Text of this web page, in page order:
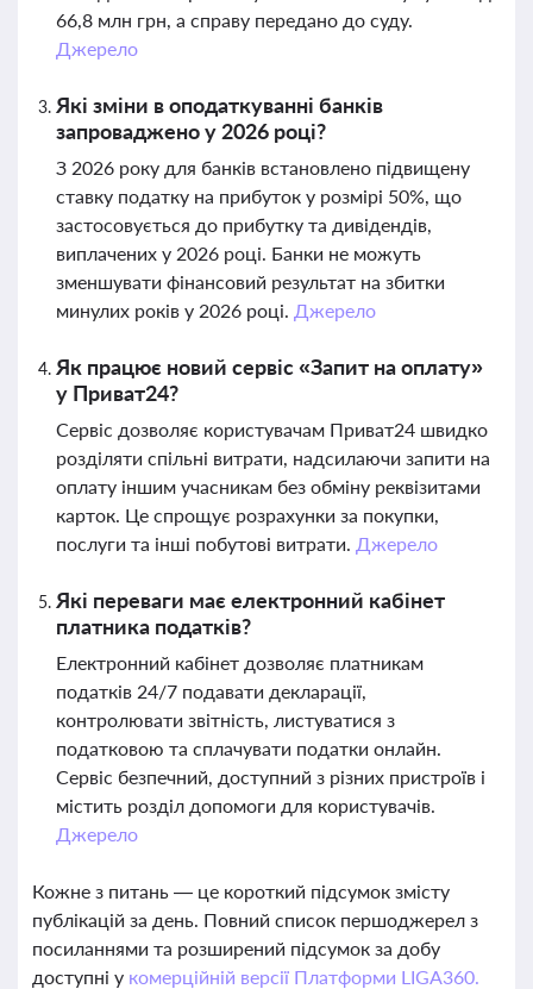
66,8 млн грн, а справу передано до суду.
Джерело
Які зміни в оподаткуванні банків
запроваджено у 2026 році?
З 2026 року для банків встановлено підвищену
ставку податку на прибуток у розмірі 50%, що
застосовується до прибутку та дивідендів,
виплачених у 2026 році. Банки не можуть
зменшувати фінансовий результат на збитки
минулих років у 2026 році. Джерело
Як працює новий сервіс «Запит на оплату»
у Приват24?
Сервіс дозволяє користувачам Приват24 швидко
розділяти спільні витрати, надсилаючи запити на
оплату іншим учасникам без обміну реквізитами
карток. Це спрощує розрахунки за покупки,
послуги та інші побутові витрати. Джерело
Які переваги має електронний кабінет
платника податків?
Електронний кабінет дозволяє платникам
податків 24/7 подавати декларації,
контролювати звітність, листуватися з
податковою та сплачувати податки онлайн.
Сервіс безпечний, доступний з різних пристроїв і
містить розділ допомоги для користувачів.
Джерело
Кожне з питань — це короткий підсумок змісту
публікацій за день. Повний список першоджерел з
посиланнями та розширений підсумок за добу
доступні у комерційній версії Платформи LIGA360.